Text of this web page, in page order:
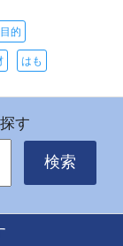
目的
はも
す
検索